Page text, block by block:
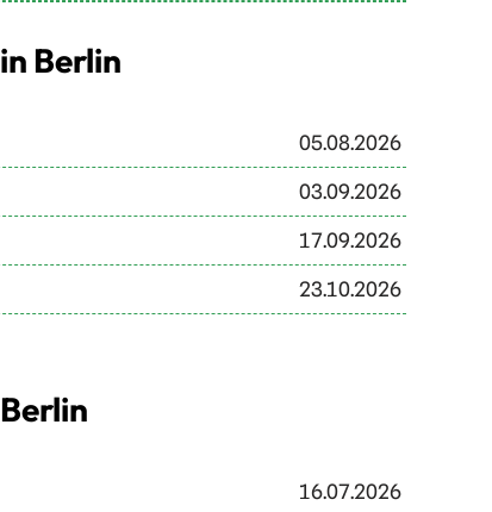
Berlin
05.08.2026
03.09.2026
17.09.2026
23.10.2026
16.07.2026